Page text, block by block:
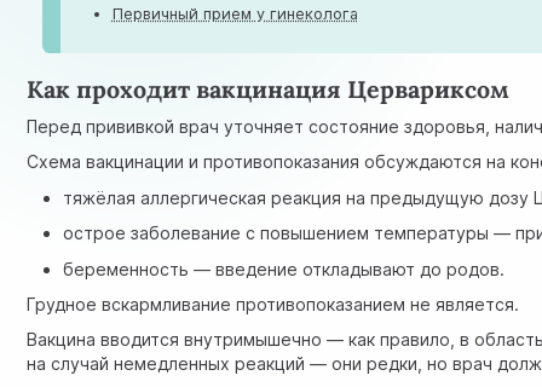
Первичный прием у гинеколога
Как проходит вакцинация Цервариксом
Перед прививкой врач уточняет состояние здоровья,
Схема вакцинации и противопоказания обсуждаются на
тяжёлая аллергическая реакция на предыдущую дозу
острое заболевание с повышением температуры —
беременность — введение откладывают до родов.
Грудное вскармливание противопоказанием не является.
Вакцина вводится внутримышечно — как правило, в
на случай немедленных реакций — они редки, но врач